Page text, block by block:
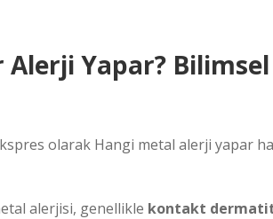
Yapar?
olarak Hangi metal alerji yapar
alerjisi, genellikle kontakt